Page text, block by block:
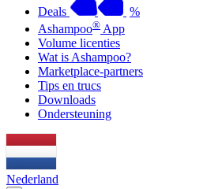
Deals
%
Ashampoo® App
Volume licenties
Wat is Ashampoo?
Marketplace-partners
Tips en trucs
Downloads
Ondersteuning
Nederland